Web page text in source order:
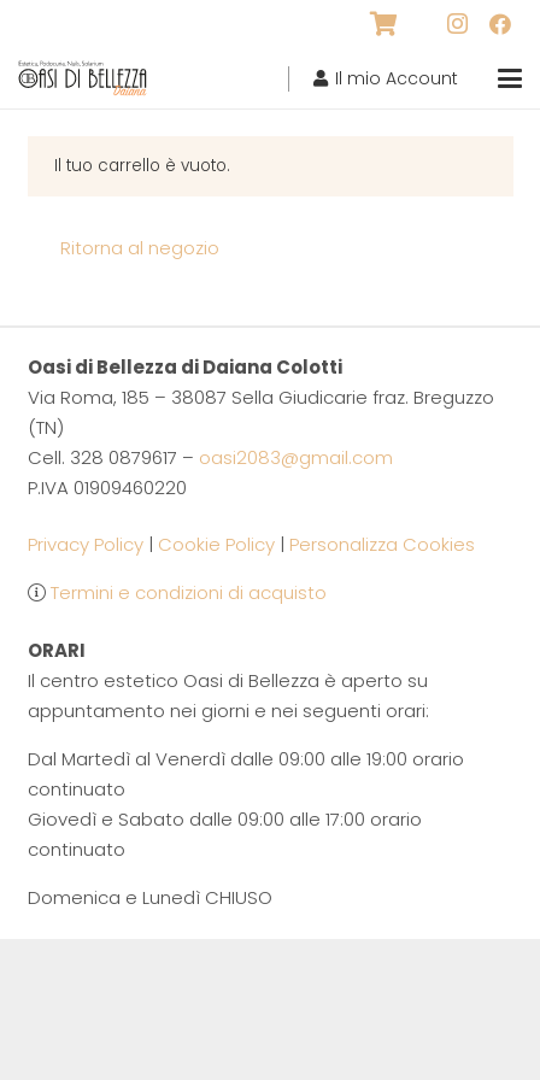
Il mio Account
Il tuo carrello è vuoto.
Ritorna al negozio
Oasi di Bellezza di Daiana Colotti
Via Roma, 185 – 38087 Sella Giudicarie fraz. Breguzzo
(TN)
Cell. 328 0879617 – oasi2083@gmail.com
P.IVA 01909460220
Privacy Policy| Cookie Policy| Personalizza Cookies
Termini e condizioni di acquisto
ORARI
Il centro estetico Oasi di Bellezza è aperto su
appuntamento nei giorni e nei seguenti orari:
Dal Martedì al Venerdì dalle 09:00 alle 19:00 orario
continuato
Giovedì e Sabato dalle 09:00 alle 17:00 orario
continuato
Domenica e Lunedì CHIUSO